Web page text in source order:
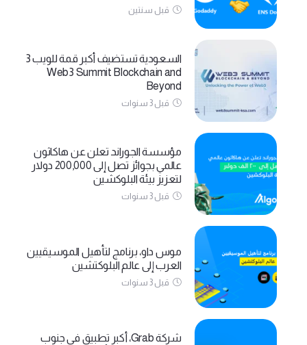
قبل سنتين
السعودية تستضيف أكبر قمة للويب 3
Web3 Summit Blockchain and
Beyond
قبل 3 سنوات
مؤسسة الجوراند تعلن عن هاكاثون
عالمي بجوائز تصل إلى 200,000 دولار
لتعزيز بيئة البلوكشين
قبل 3 سنوات
موس داو، برنامج لتأهيل الموسيقيين
العرب إلى عالم البلوكتشين
قبل 3 سنوات
شركة Grab، أكبر تطبيق في جنوب